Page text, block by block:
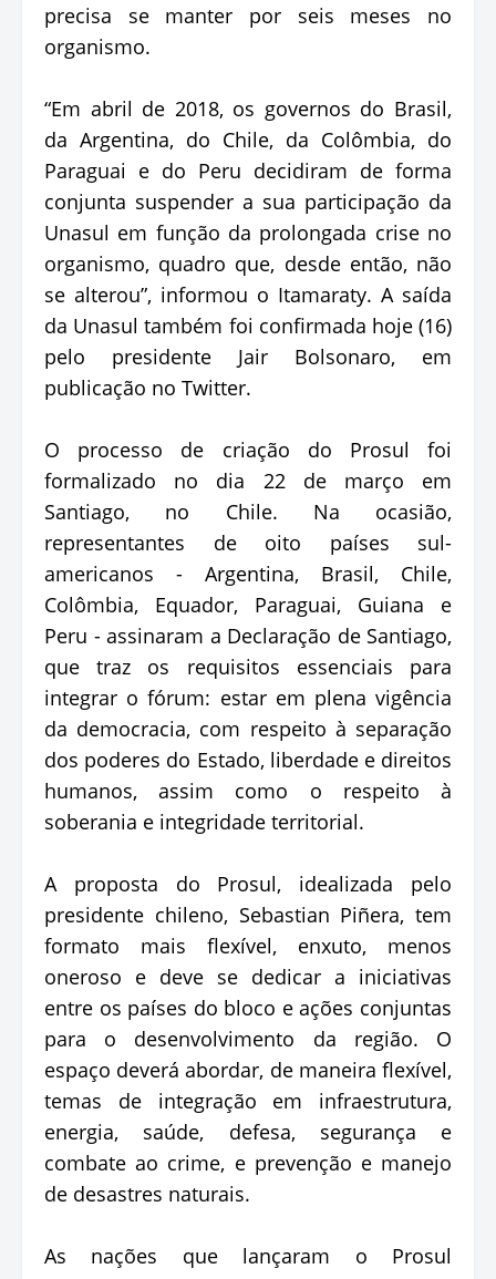
precisa se manter por seis meses no
organismo.
“Em abril de 2018, os governos do Brasil,
da Argentina, do Chile, da Colômbia, do
Paraguai e do Peru decidiram de forma
conjunta suspender a sua participação da
Unasul em função da prolongada crise no
organismo, quadro que, desde então, não
se alterou”, informou o Itamaraty. A saída
da Unasul também foi confirmada hoje (16)
pelo presidente Jair Bolsonaro, em
publicação no Twitter.
O processo de criação do Prosul foi
formalizado no dia 22 de março em
Santiago, no Chile. Na ocasião,
representantes de oito países sul-
americanos - Argentina, Brasil, Chile,
Colômbia, Equador, Paraguai, Guiana e
Peru - assinaram a Declaração de Santiago,
que traz os requisitos essenciais para
integrar o fórum: estar em plena vigência
da democracia, com respeito à separação
dos poderes do Estado, liberdade e direitos
humanos, assim como o respeito à
soberania e integridade territorial.
A proposta do Prosul, idealizada pelo
presidente chileno, Sebastian Piñera, tem
formato mais flexível, enxuto, menos
oneroso e deve se dedicar a iniciativas
entre os países do bloco e ações conjuntas
para o desenvolvimento da região. O
espaço deverá abordar, de maneira flexível,
temas de integração em infraestrutura,
energia, saúde, defesa, segurança e
combate ao crime, e prevenção e manejo
de desastres naturais.
As nações que lançaram o Prosul